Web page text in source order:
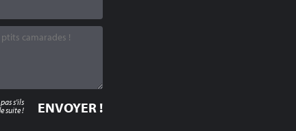
s'ils
suite !